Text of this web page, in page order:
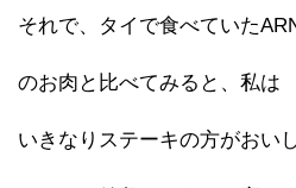
それで、タイで食べていた
のお肉と比べてみると、私は
いきなりステーキの方がおい